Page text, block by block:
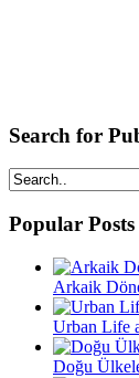
Search for
Popular Posts
Arkaik
Urban Life
Doğu